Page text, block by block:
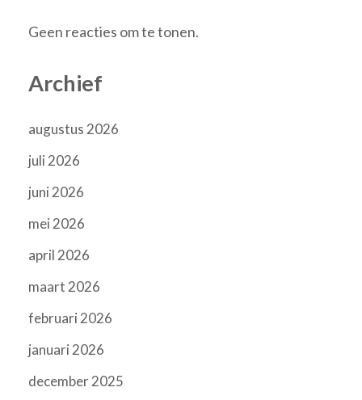
Geen reacties om te tonen.
Archief
augustus 2026
juli 2026
juni 2026
mei 2026
april 2026
maart 2026
februari 2026
januari 2026
december 2025